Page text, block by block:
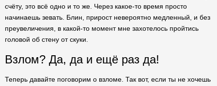
счёту, это всё одно и то же. Через какое-то время просто
начинаешь зевать. Блин, прирост невероятно медленный, и без
преувеличения, в какой-то момент мне захотелось пройтись
головой об стену от скуки.
Взлом? Да, да и ещё раз да!
Теперь давайте поговорим о взломе. Так вот, если ты не хочешь